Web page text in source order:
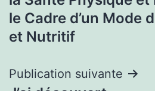
le Cadre d’un Mode
et Nutritif
Publication suivante